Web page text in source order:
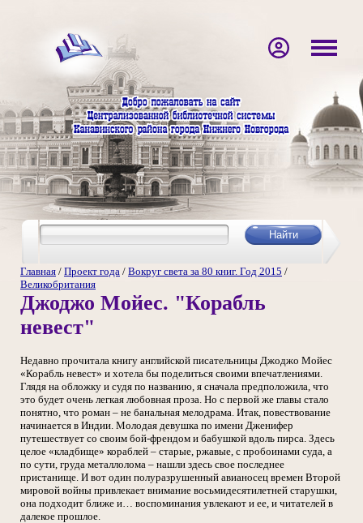
Главная / Проект года / Вокруг света за 80 книг. Год 2015 /
Великобритания
Джоджо Мойес. "Корабль
невест"
Недавно прочитала книгу английской писательницы Джоджо Мойес
«Корабль невест» и хотела бы поделиться своими впечатлениями.
Глядя на обложку и судя по названию, я сначала предположила, что
это будет очень легкая любовная проза. Но с первой же главы стало
понятно, что роман – не банальная мелодрама. Итак, повествование
начинается в Индии. Молодая девушка по имени Дженифер
путешествует со своим бой-френдом и бабушкой вдоль пирса. Здесь
целое «кладбище» кораблей – старые, ржавые, с пробоинами суда, а
по сути, груда металлолома – нашли здесь свое последнее
пристанище. И вот один полуразрушенный авианосец времен Второй
мировой войны привлекает внимание восьмидесятилетней старушки,
она подходит ближе и… воспоминания увлекают и ее, и читателей в
далекое прошлое.